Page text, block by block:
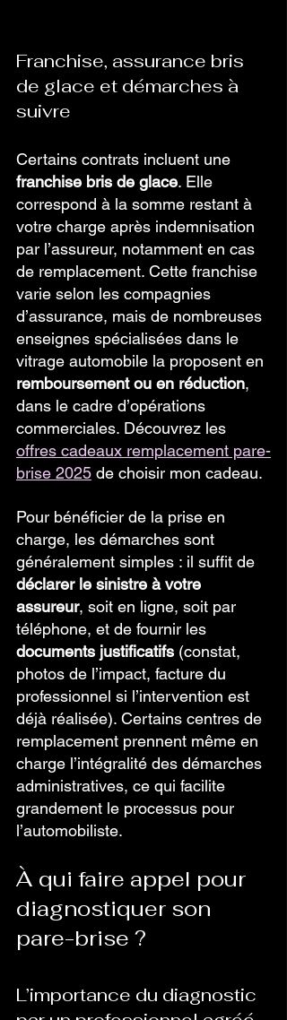
Franchise, assurance bris
de glace et démarches à
suivre
Certains contrats incluent une
franchise bris de glace. Elle
correspond à la somme restant à
votre charge après indemnisation
par l’assureur, notamment en cas
de remplacement. Cette franchise
varie selon les compagnies
d’assurance, mais de nombreuses
enseignes spécialisées dans le
vitrage automobile la proposent en
remboursement ou en réduction,
dans le cadre d’opérations
commerciales. Découvrez les
offres cadeaux remplacement pare-
brise 2025 de choisir mon cadeau.
Pour bénéficier de la prise en
charge, les démarches sont
généralement simples : il suffit de
déclarer le sinistre à votre
assureur, soit en ligne, soit par
téléphone, et de fournir les
documents justificatifs (constat,
photos de l’impact, facture du
professionnel si l’intervention est
déjà réalisée). Certains centres de
remplacement prennent même en
charge l’intégralité des démarches
administratives, ce qui facilite
grandement le processus pour
l’automobiliste.
À qui faire appel pour
diagnostiquer son
pare-brise ?
L’importance du diagnostic